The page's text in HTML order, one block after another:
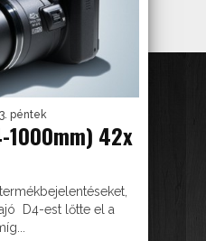
péntek
1000mm) 42x
D4-est lőtte el a